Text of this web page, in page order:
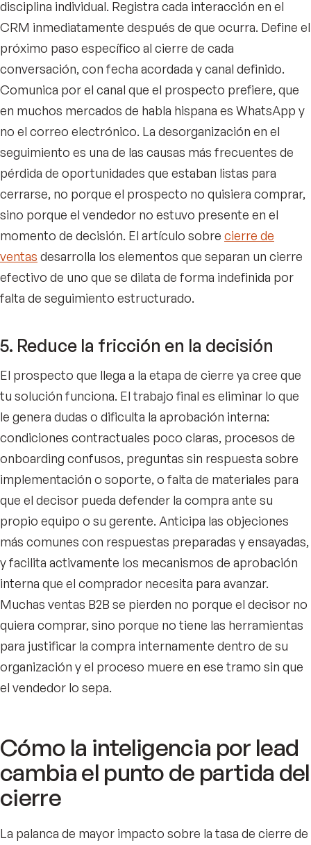
disciplina individual. Registra cada interacción en el
CRM inmediatamente después de que ocurra. Define el
próximo paso específico al cierre de cada
conversación, con fecha acordada y canal definido.
Comunica por el canal que el prospecto prefiere, que
en muchos mercados de habla hispana es WhatsApp y
no el correo electrónico. La desorganización en el
seguimiento es una de las causas más frecuentes de
pérdida de oportunidades que estaban listas para
cerrarse, no porque el prospecto no quisiera comprar,
sino porque el vendedor no estuvo presente en el
momento de decisión. El artículo sobre cierre de
ventas desarrolla los elementos que separan un cierre
efectivo de uno que se dilata de forma indefinida por
falta de seguimiento estructurado.
5. Reduce la fricción en la decisión
El prospecto que llega a la etapa de cierre ya cree que
tu solución funciona. El trabajo final es eliminar lo que
le genera dudas o dificulta la aprobación interna:
condiciones contractuales poco claras, procesos de
onboarding confusos, preguntas sin respuesta sobre
implementación o soporte, o falta de materiales para
que el decisor pueda defender la compra ante su
propio equipo o su gerente. Anticipa las objeciones
más comunes con respuestas preparadas y ensayadas,
y facilita activamente los mecanismos de aprobación
interna que el comprador necesita para avanzar.
Muchas ventas B2B se pierden no porque el decisor no
quiera comprar, sino porque no tiene las herramientas
para justificar la compra internamente dentro de su
organización y el proceso muere en ese tramo sin que
el vendedor lo sepa.
Cómo la inteligencia por lead
cambia el punto de partida del
cierre
La palanca de mayor impacto sobre la tasa de cierre de